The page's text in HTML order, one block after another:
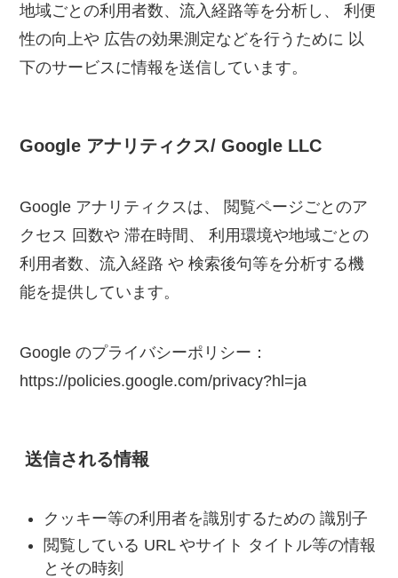
地域ごとの利用者数、流入経路等を分析し、 利便
性の向上や 広告の効果測定などを行うために 以
下のサービスに情報を送信しています。
Google アナリティクス/ Google LLC
Google アナリティクスは、 閲覧ページごとのア
クセス 回数や 滞在時間、 利用環境や地域ごとの
利用者数、流入経路 や 検索後句等を分析する機
能を提供しています。
Google のプライバシーポリシー：
https://policies.google.com/privacy?hl=ja
送信される情報
クッキー等の利用者を識別するための 識別子
閲覧している URL やサイト タイトル等の情報
とその時刻